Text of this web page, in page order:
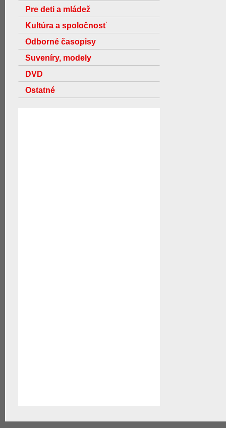
Pre deti a mládež
Kultúra a spoločnosť
Odborné časopisy
Suveníry, modely
DVD
Ostatné